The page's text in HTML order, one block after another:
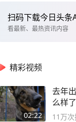
扫码下载今日头条
看最新、最热资讯内容
精彩视频
02:22
去年
么样
11万